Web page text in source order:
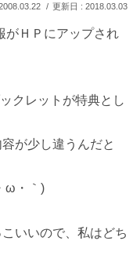
2018.03.03
がＨＰにアップされ
クレットが特典とし
が少し違うんだと
ω・｀)
いいので、私はどち